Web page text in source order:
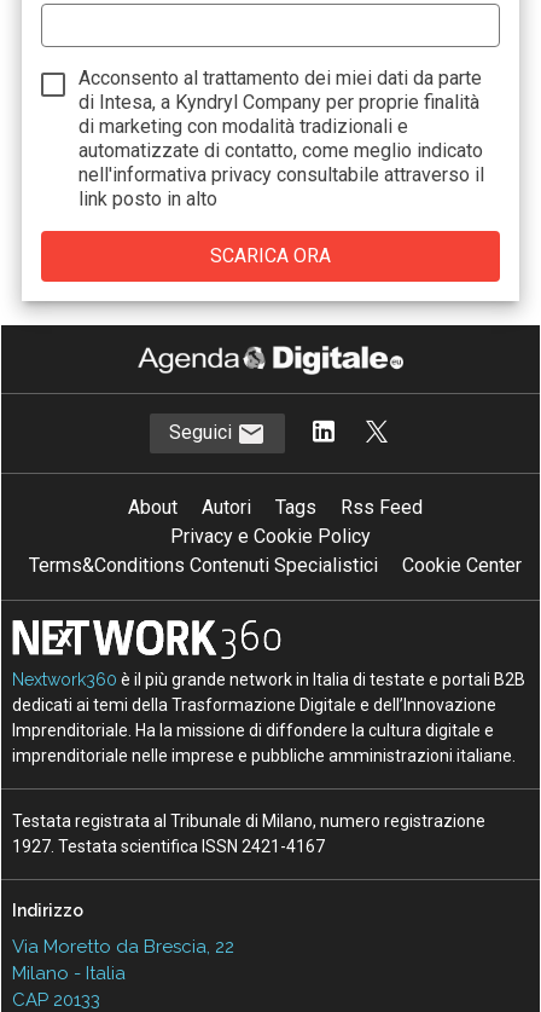
Acconsento al trattamento dei miei dati da parte
di Intesa, a Kyndryl Company per proprie finalità
di marketing con modalità tradizionali e
automatizzate di contatto, come meglio indicato
nell'informativa privacy consultabile attraverso il
link posto in alto
Seguici
About Autori Tags
Rss Feed
Privacy e Cookie Policy
Terms&Conditions Contenuti Specialistici
Cookie Center
Nextwork360 è il più grande network in Italia di testate e portali B2B
dedicati ai temi della Trasformazione Digitale e dell’Innovazione
Imprenditoriale. Ha la missione di diffondere la cultura digitale e
imprenditoriale nelle imprese e pubbliche amministrazioni italiane.
Testata registrata al Tribunale di Milano, numero registrazione
1927. Testata scientifica ISSN 2421-4167
Indirizzo
Via Moretto da Brescia, 22
Milano - Italia
CAP 20133